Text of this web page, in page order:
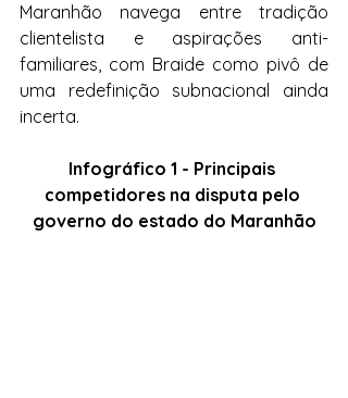
Maranhão navega entre tradição
clientelista e aspirações anti-
familiares, com Braide como pivô de
uma redefinição subnacional ainda
incerta.
Infográfico 1 - Principais
competidores na disputa pelo
governo do estado do Maranhão